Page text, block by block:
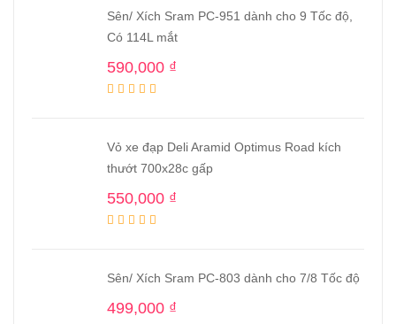
Sên/ Xích Sram PC-951 dành cho 9 Tốc độ,
Có 114L mắt
590,000 ₫
Vỏ xe đạp Deli Aramid Optimus Road kích
thướt 700x28c gấp
550,000 ₫
Sên/ Xích Sram PC-803 dành cho 7/8 Tốc độ
499,000 ₫